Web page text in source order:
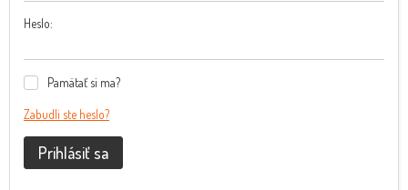
Heslo:
Pamätať si ma?
Zabudli ste heslo?
Prihlásiť sa